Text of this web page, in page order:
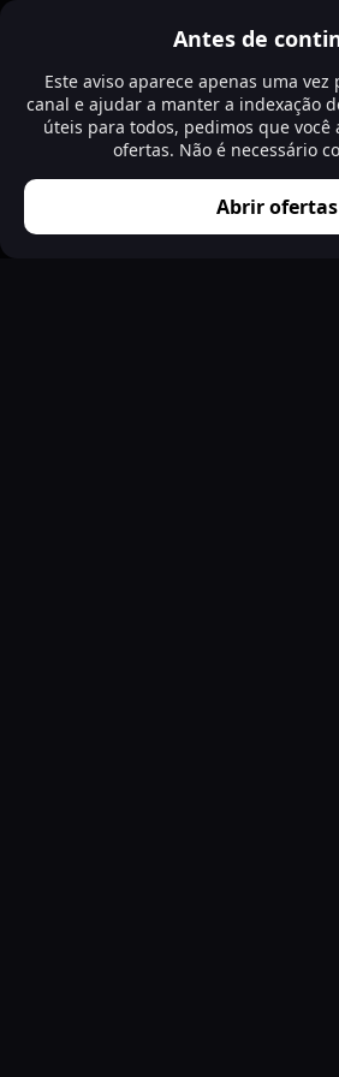
Antes de
Este aviso aparece apenas uma
canal e ajudar a manter a indexação
úteis para todos, pedimos que você
ofertas. Não é necessário
Abrir ofertas